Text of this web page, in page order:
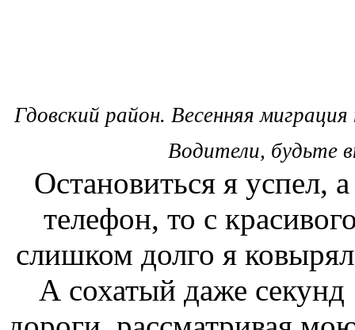
Гдовский район. Весенняя
Водители, будьте
Остановиться я успел,
телефон, то с
слишком долго я
А сохатый даже секунд